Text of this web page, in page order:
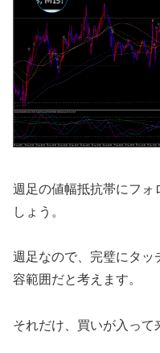
週足の値幅抵抗帯にフォ
しょう。
週足なので、完璧にタッ
容範囲だと考えます。
それだけ、買いが入って